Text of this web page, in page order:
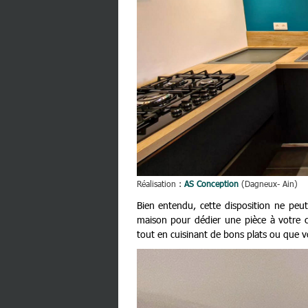
Réalisation : AS Conception (Dagneux- Ain)
Bien entendu, cette disposition ne
maison pour dédier une pièce à votre
tout en cuisinant de bons plats ou que